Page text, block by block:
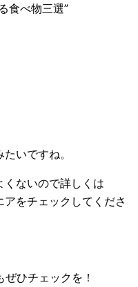
食べ物三選”
いですね。
くないので詳しくは
をチェックしてくださ
ひチェックを！